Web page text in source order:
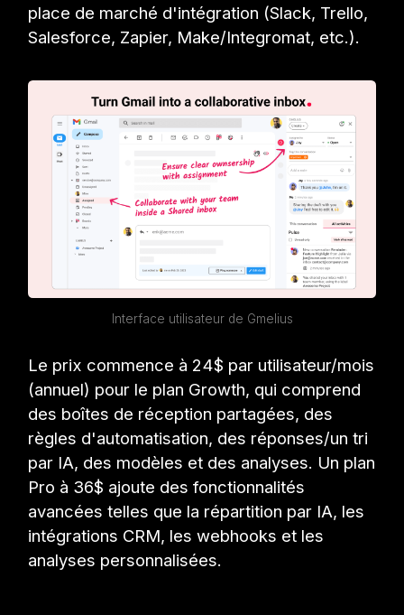
place de marché d'intégration (Slack, Trello,
Salesforce, Zapier, Make/Integromat, etc.).
Interface utilisateur de Gmelius
Le prix commence à 24$ par utilisateur/mois
(annuel) pour le plan Growth, qui comprend
des boîtes de réception partagées, des
règles d'automatisation, des réponses/un tri
par IA, des modèles et des analyses. Un plan
Pro à 36$ ajoute des fonctionnalités
avancées telles que la répartition par IA, les
intégrations CRM, les webhooks et les
analyses personnalisées.